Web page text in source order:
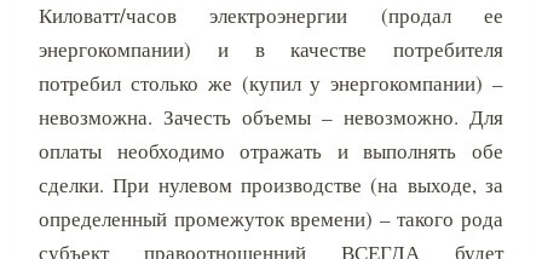
Киловатт/часов электроэнергии (продал ее
энергокомпании) и в качестве потребителя
потребил столько же (купил у энергокомпании) –
невозможна. Зачесть объемы – невозможно. Для
оплаты необходимо отражать и выполнять обе
сделки. При нулевом производстве (на выходе, за
определенный промежуток времени) – такого рода
субъект правоотношенний ВСЕГДА будет